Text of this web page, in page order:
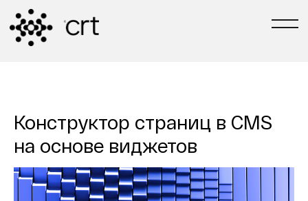
С 2004 ГОДА
РАЗРАБОТЧИКИ №1 В ТЮМЕНИ
Конструктор страниц в CMS
на основе виджетов